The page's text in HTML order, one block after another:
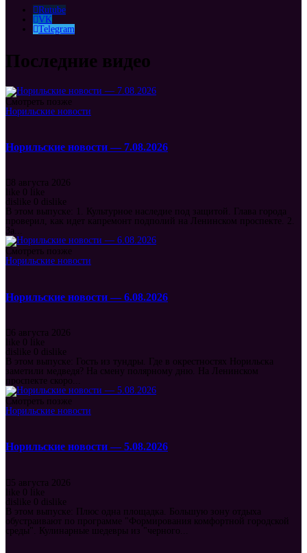
Rutube
VK
Telegram
Последние видео
Смотреть позже
Норильские новости
Норильские новости — 7.08.2026
8 августа 2026
like
0
like
dislike
0 dislike
В этом выпуске: 1. Культурное наследие под защитой. Глава города
проверил, как идет капремонт подполий на Ленинском проспекте. 2.
За...
Смотреть позже
Норильские новости
Норильские новости — 6.08.2026
6 августа 2026
like
0
like
dislike
0 dislike
В этом выпуске: Гость из тундры. Где в окрестностях Норильска
заметили медведя? На смену полярному дню. На Ленинском
проспекте скоро...
Смотреть позже
Норильские новости
Норильские новости — 5.08.2026
5 августа 2026
like 0 like
dislike 0 dislike
В этом выпуске: Плюс одна площадка. Большую зону отдыха
обустраивают по программе "Формирования комфортной городской
среды". Кулинарные шедевры из "черного...